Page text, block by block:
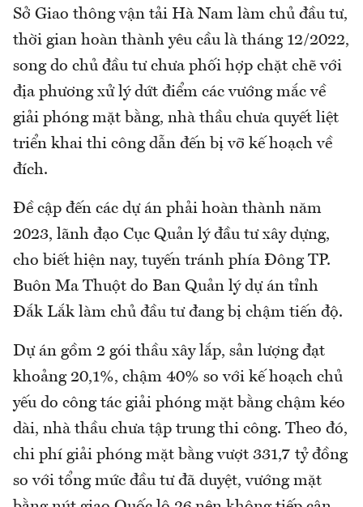
Sở Giao thông vận tải Hà Nam làm chủ đầu tư,
thời gian hoàn thành yêu cầu là tháng 12/2022,
song do chủ đầu tư chưa phối hợp chặt chẽ với
địa phương xử lý dứt điểm các vướng mắc về
giải phóng mặt bằng, nhà thầu chưa quyết liệt
triển khai thi công dẫn đến bị vỡ kế hoạch về
đích.
Đề cập đến các dự án phải hoàn thành năm
2023, lãnh đạo Cục Quản lý đầu tư xây dựng,
cho biết hiện nay, tuyến tránh phía Đông TP.
Buôn Ma Thuột do Ban Quản lý dự án tỉnh
Đắk Lắk làm chủ đầu tư đang bị chậm tiến độ.
Dự án gồm 2 gói thầu xây lắp, sản lượng đạt
khoảng 20,1%, chậm 40% so với kế hoạch chủ
yếu do công tác giải phóng mặt bằng chậm kéo
dài, nhà thầu chưa tập trung thi công. Theo đó,
chi phí giải phóng mặt bằng vượt 331,7 tỷ đồng
so với tổng mức đầu tư đã duyệt, vướng mặt